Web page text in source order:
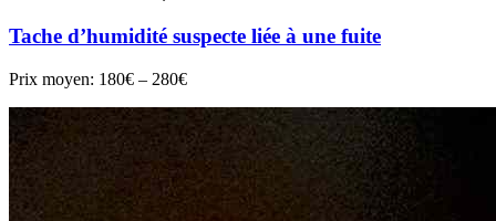
Tache d’humidité suspecte liée à une fuite
Prix moyen: 180€ – 280€